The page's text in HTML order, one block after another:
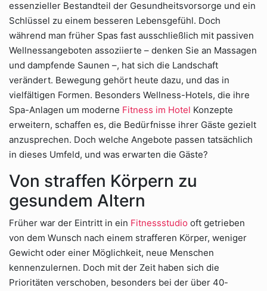
essenzieller Bestandteil der Gesundheitsvorsorge und ein
Schlüssel zu einem besseren Lebensgefühl. Doch
während man früher Spas fast ausschließlich mit passiven
Wellnessangeboten assoziierte – denken Sie an Massagen
und dampfende Saunen –, hat sich die Landschaft
verändert. Bewegung gehört heute dazu, und das in
vielfältigen Formen. Besonders Wellness-Hotels, die ihre
Spa-Anlagen um moderne Fitness im Hotel Konzepte
erweitern, schaffen es, die Bedürfnisse ihrer Gäste gezielt
anzusprechen. Doch welche Angebote passen tatsächlich
in dieses Umfeld, und was erwarten die Gäste?
Von straffen Körpern zu
gesundem Altern
Früher war der Eintritt in ein Fitnessstudio oft getrieben
von dem Wunsch nach einem strafferen Körper, weniger
Gewicht oder einer Möglichkeit, neue Menschen
kennenzulernen. Doch mit der Zeit haben sich die
Prioritäten verschoben, besonders bei der über 40-